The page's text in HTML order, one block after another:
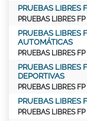
PRUEBAS LIBRES
PRUEBAS LIBRES
PRUEBAS LIBRES
AUTOMÁTICAS
PRUEBAS LIBRES
PRUEBAS LIBRES
DEPORTIVAS
PRUEBAS LIBRES
PRUEBAS LIBRES
PRUEBAS LIBRES